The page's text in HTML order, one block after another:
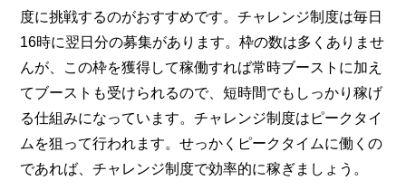
度に挑戦するのがおすすめです。チャレンジ制度は毎日
16時に翌日分の募集があります。枠の数は多くありませ
んが、この枠を獲得して稼働すれば常時ブーストに加え
てブーストも受けられるので、短時間でもしっかり稼げ
る仕組みになっています。チャレンジ制度はピークタイ
ムを狙って行われます。せっかくピークタイムに働くの
であれば、チャレンジ制度で効率的に稼ぎましょう。